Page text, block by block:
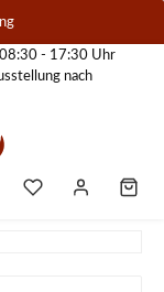
08:30 - 17:30 Uhr
nach